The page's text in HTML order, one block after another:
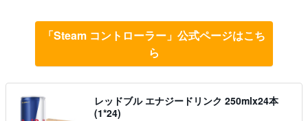
「Steam コントローラー」公式ページはこち
ら
レッドブル エナジードリンク 250mlx24本
(1*24)